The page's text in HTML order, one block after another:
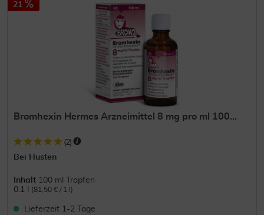
21
Bromhexin Hermes Arzneimittel 8 mg pro ml 100...
(2)
Bei Husten
Inhalt 100 ml Tropfen
0.1 l
(81,50 € / 1 l)
Lieferzeit 1-2 Tage